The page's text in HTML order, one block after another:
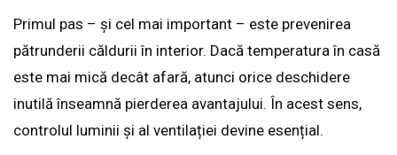
Primul pas – și cel mai important – este prevenirea
pătrunderii căldurii în interior. Dacă temperatura în casă
este mai mică decât afară, atunci orice deschidere
inutilă înseamnă pierderea avantajului. În acest sens,
controlul luminii și al ventilației devine esențial.